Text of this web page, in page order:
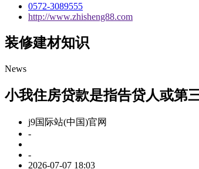
0572-3089555
http://www.zhisheng88.com
装修建材知识
News
小我住房贷款是指告贷人或第
j9国际站(中国)官网
-
-
2026-07-07 18:03